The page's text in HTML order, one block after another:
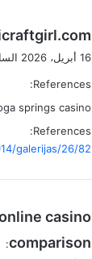
ي
ل
16 أبريل، 2026 الساعة 7:41 م
References:
springs casino
References:
galerijas/26/82
ي
و
casino
comparison
: